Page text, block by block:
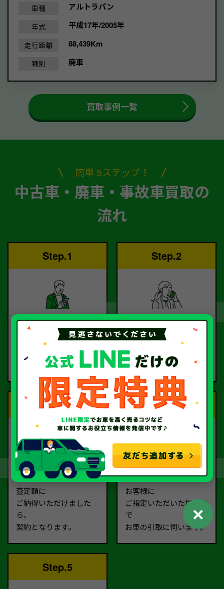
車種 アルトラパン
年式 平成17年/2005年
走行距離 88,439Km
種別 廃車
買取事例一覧
簡単 5ステップ！
中古車・廃車・事故車買取の
流れ
Step.1
ご依頼
お電話または査定フォー
ご依頼ください。
Step.2
査定
査定のプロが
お電話で回答いたしま
す。
Step.3
契約
査定額に
ご納得いただけました
ら、
契約となります。
Step.4
お引取り
お客様に
ご指定いただいた場所ま
で
お車の引取に伺います。
Step.5
✕